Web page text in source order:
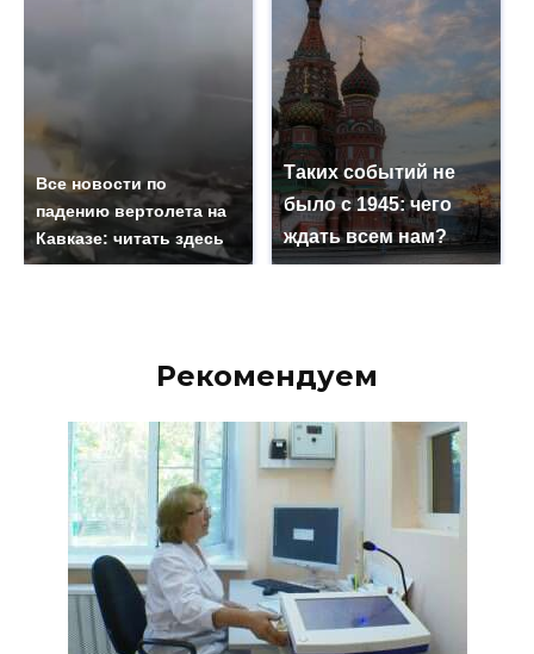
Все новости по
падению вертолета на
Кавказе: читать здесь
Таких событий не
было с 1945: чего
ждать всем нам?
Рекомендуем